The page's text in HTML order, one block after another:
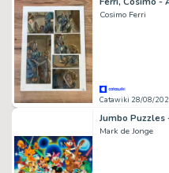
Cosimo Ferri
Catawiki 28/08/
Mark de Jonge